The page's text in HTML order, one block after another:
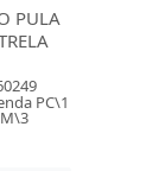
PULA
PC\1